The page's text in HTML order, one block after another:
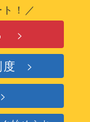
！／